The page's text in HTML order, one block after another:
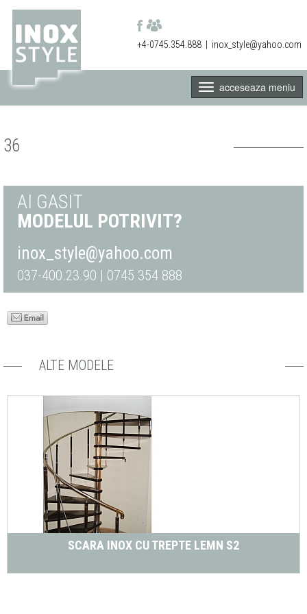
+4-0745.354.888 inox_style@yahoo.com
acceseaza meniu
36
AI GASIT
MODELUL POTRIVIT?
inox_style@yahoo.com
037-400.23.90 | 0745 354 888
ALTE MODELE
SCARA INOX CU TREPTE LEMN S2